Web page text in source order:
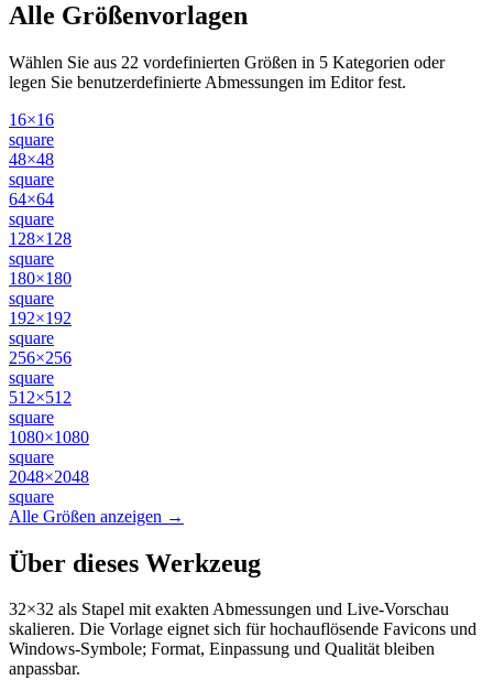
Alle Größenvorlagen
Wählen Sie aus 22 vordefinierten Größen in 5 Kategorien oder
legen Sie benutzerdefinierte Abmessungen im Editor fest.
16×16
square
48×48
square
64×64
square
128×128
square
180×180
square
192×192
square
256×256
square
512×512
square
1080×1080
square
2048×2048
square
Alle Größen anzeigen →
Über dieses Werkzeug
32×32 als Stapel mit exakten Abmessungen und Live-Vorschau
skalieren. Die Vorlage eignet sich für hochauflösende Favicons und
Windows-Symbole; Format, Einpassung und Qualität bleiben
anpassbar.